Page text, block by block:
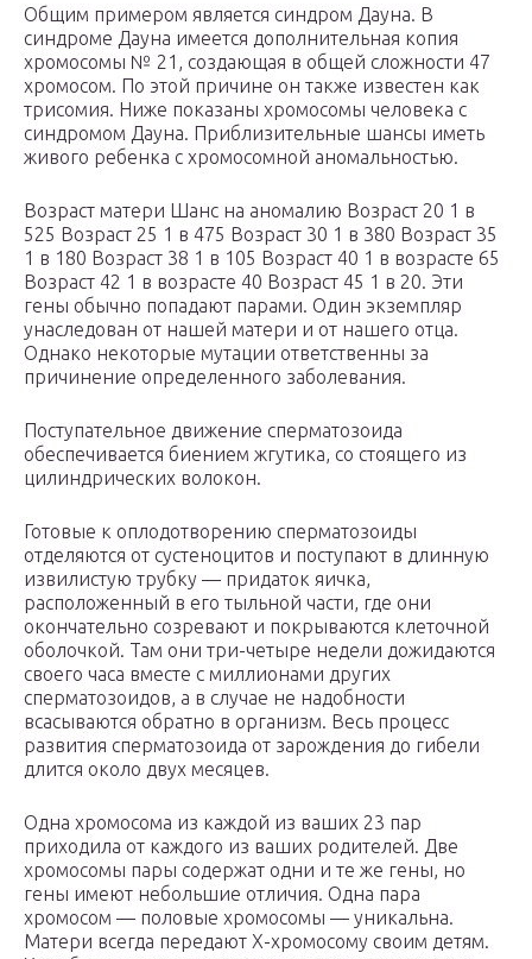
Общим примером является синдром Дауна. В
синдроме Дауна имеется дополнительная копия
хромосомы № 21, создающая в общей сложности 47
хромосом. По этой причине он также известен как
трисомия. Ниже показаны хромосомы человека с
синдромом Дауна. Приблизительные шансы иметь
живого ребенка с хромосомной аномальностью.
Возраст матери Шанс на аномалию Возраст 20 1 в
525 Возраст 25 1 в 475 Возраст 30 1 в 380 Возраст 35
1 в 180 Возраст 38 1 в 105 Возраст 40 1 в возрасте 65
Возраст 42 1 в возрасте 40 Возраст 45 1 в 20. Эти
гены обычно попадают парами. Один экземпляр
унаследован от нашей матери и от нашего отца.
Однако некоторые мутации ответственны за
причинение определенного заболевания.
Поступательное движение сперматозоида
обеспечивается биением жгутика, со стоящего из
цилиндрических волокон.
Готовые к оплодотворению сперматозоиды
отделяются от сустеноцитов и поступают в длинную
извилистую трубку — придаток яичка,
расположенный в его тыльной части, где они
окончательно созревают и покрываются клеточной
оболочкой. Там они три-четыре недели дожидаются
своего часа вместе с миллионами других
сперматозоидов, а в случае не надобности
всасываются обратно в организм. Весь процесс
развития сперматозоида от зарождения до гибели
длится около двух месяцев.
Одна хромосома из каждой из ваших 23 пар
приходила от каждого из ваших родителей. Две
хромосомы пары содержат одни и те же гены, но
гены имеют небольшие отличия. Одна пара
хромосом — половые хромосомы — уникальна.
Матери всегда передают Х-хромосому своим детям.